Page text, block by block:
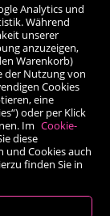
Analytics und
Während
unserer
anzuzeigen,
Warenkorb)
der Nutzung von
Cookies
eine
oder per Klick
Im Cookie-
diese
und Cookies auch
finden Sie in